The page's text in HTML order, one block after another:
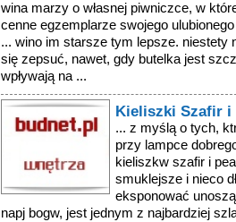
wina marzy o własnej piwniczce, w
cenne egzemplarze swojego
... wino im starsze tym lepsze. niestety
się zepsuć, nawet, gdy butelka jest
wpływają na ...
Kieliszki Szafir i
... z myślą o tych,
przy lampce
kieliszkw szafir i
smuklejsze i nieco
eksponować
napj bogw, jest jednym z najbardziej